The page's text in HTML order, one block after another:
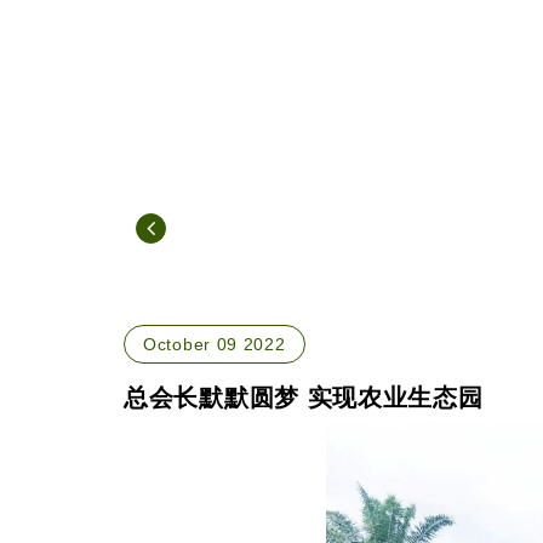
October 09 2022
总会长默默圆梦 实现农业生态园